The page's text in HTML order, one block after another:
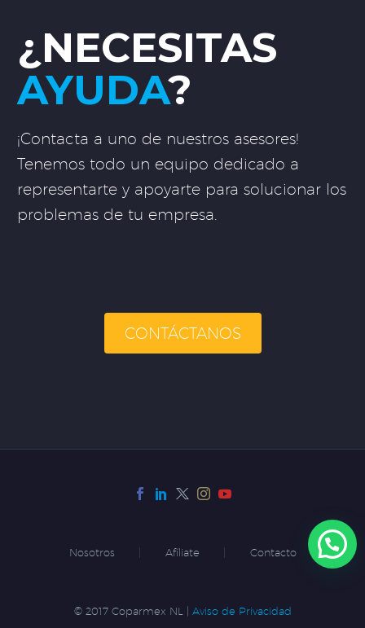
¿NECESITAS
AYUDA?
¡Contacta a uno de nuestros asesores!
Tenemos todo un equipo dedicado a
representarte y apoyarte para solucionar los
problemas de tu empresa.
CONTÁCTANOS
Nosotros Afíliate Contacto
© 2017 Coparmex NL | Aviso de Privacidad